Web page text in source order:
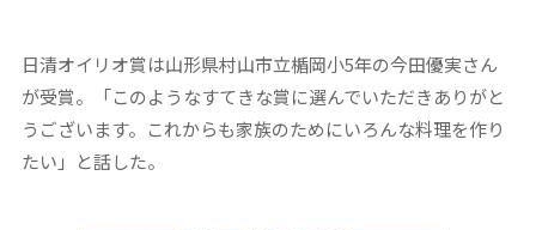
日清オイリオ賞は山形県村山市立楯岡小5年の今田優実さん
が受賞。「このようなすてきな賞に選んでいただきありがと
うございます。これからも家族のためにいろんな料理を作り
たい」と話した。